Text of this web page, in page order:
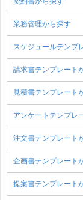
業務管理から探す
スケジュールテンプ
請求書テンプレート
見積書テンプレート
アンケートテンプレ
注文書テンプレート
企画書テンプレート
提案書テンプレート